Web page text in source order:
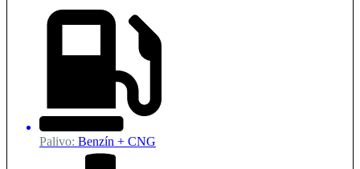
Palivo: Benzín + CNG